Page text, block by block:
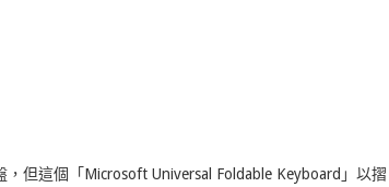
但這個「Microsoft Universal Foldable Keyboard」以摺